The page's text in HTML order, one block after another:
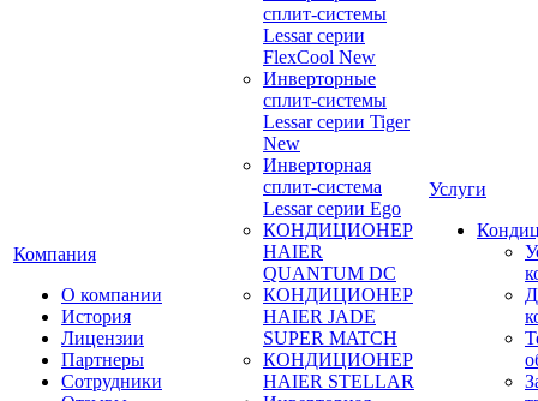
Компания
О компании
История
Лицензии
Партнеры
Сотрудники
сплит-системы
Lessar серии
FlexCool New
Инверторные
сплит-системы
Lessar серии Tiger
New
Инверторная
сплит-система
Lessar серии Ego
КОНДИЦИОНЕР
HAIER
QUANTUM DC
КОНДИЦИОНЕР
HAIER JADE
SUPER MATCH
КОНДИЦИОНЕР
HAIER STELLAR
Услуги